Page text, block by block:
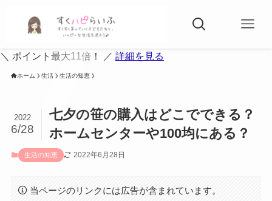
＼ ポイント最大11倍！ ／ 詳細を見る
ホーム 生活 生活の知恵
七夕の笹の購入はどこでできる？
ホームセンターや100均にある？
2022
6/28
生活の知恵 2022年6月28日
当ページのリンクには広告が含まれています。